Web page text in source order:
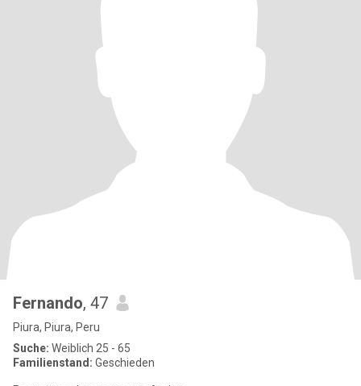
Fernando, 47
Piura, Piura, Peru
Suche: Weiblich 25 - 65
Familienstand: Geschieden